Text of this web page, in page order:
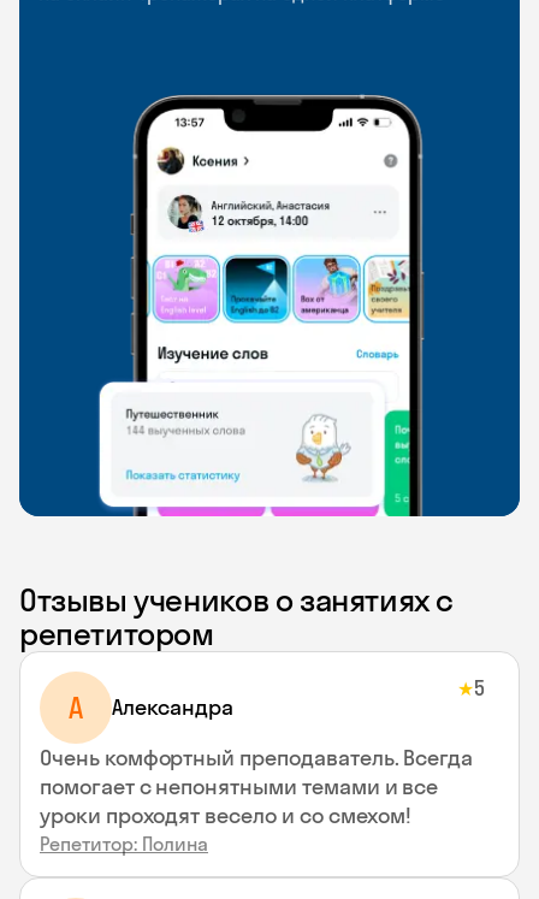
Отзывы учеников о занятиях с
репетитором
A Aлександра
★5
Очень комфортный преподаватель. Всегда
помогает с непонятными темами и все
уроки проходят весело и со смехом!
Репетитор: Полина